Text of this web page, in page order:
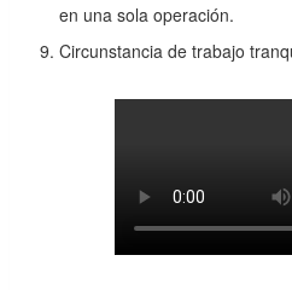
en una sola operación.
Circunstancia de trabajo